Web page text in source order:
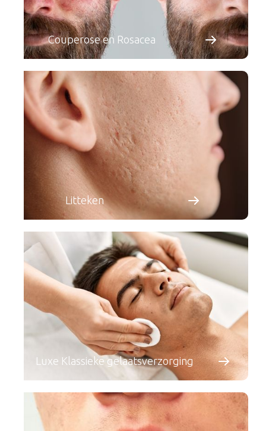
Couperose en Rosacea
Litteken
Luxe Klassieke gelaatsverzorging